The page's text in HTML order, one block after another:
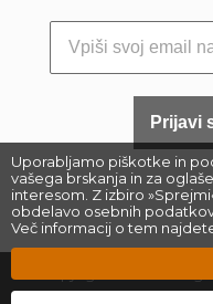
Uporabljamo piškotke in
vašega brskanja in za
interesom. Z izbiro
obdelavo osebnih
Več informacij o tem
Prijavi